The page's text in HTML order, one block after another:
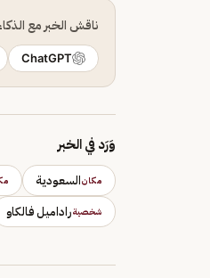
ناقش الخبر مع
ChatGPT
وَرَد في الخبر
مكانالسعودية
شخصيةراداميل فالكاو